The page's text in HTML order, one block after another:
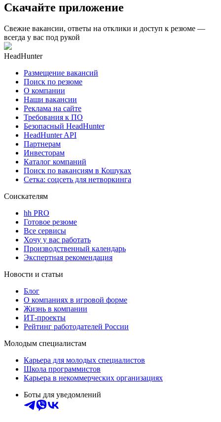
Скачайте приложение
Свежие вакансии, ответы на отклики и доступ к резюме —
всегда у вас под рукой
HeadHunter
Размещение вакансий
Поиск по резюме
О компании
Наши вакансии
Реклама на сайте
Требования к ПО
Безопасный HeadHunter
HeadHunter API
Партнерам
Инвесторам
Каталог компаний
Поиск по вакансиям в Кошуках
Сетка: соцсеть для нетворкинга
Соискателям
hh PRO
Готовое резюме
Все сервисы
Хочу у вас работать
Производственный календарь
Экспертная рекомендация
Новости и статьи
Блог
О компаниях в игровой форме
Жизнь в компании
ИТ-проекты
Рейтинг работодателей России
Молодым специалистам
Карьера для молодых специалистов
Школа программистов
Карьера в некоммерческих организациях
Боты для уведомлений